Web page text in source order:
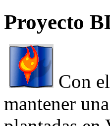
Proyecto
Con
mantener